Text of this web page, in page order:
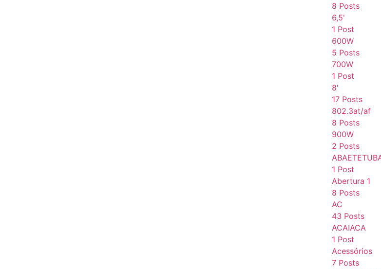
8 Posts
6,5'
1 Post
600W
5 Posts
700W
1 Post
8'
17 Posts
802.3at/af
8 Posts
900W
2 Posts
1 Post
Abertura 1
8 Posts
AC
43 Posts
ACAIACA
1 Post
Acessórios
7 Posts